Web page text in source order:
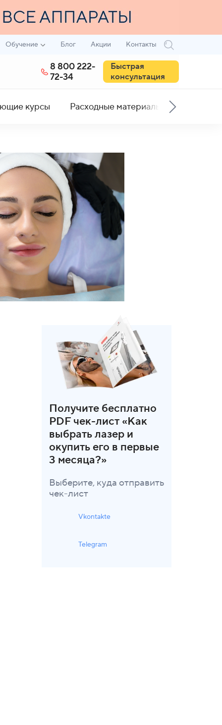
Обучение Блог Акции Контакты
8 800 222-
72-34
Быстрая
консультация
курсы Расходные материалы
Получите бесплатно
PDF чек-лист «Как
выбрать лазер и
окупить его в первые
3 месяца?»
Выберите, куда отправить
чек-лист
Vkontakte
Telegram